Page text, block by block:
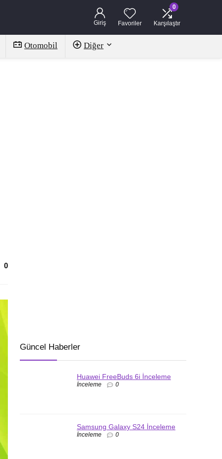
Giriş Favoriler
0
Karşılaştır
Otomobil Diğer
0
Güncel Haberler
Huawei FreeBuds 6i İnceleme
İnceleme 0
Samsung Galaxy S24 İnceleme
İnceleme 0